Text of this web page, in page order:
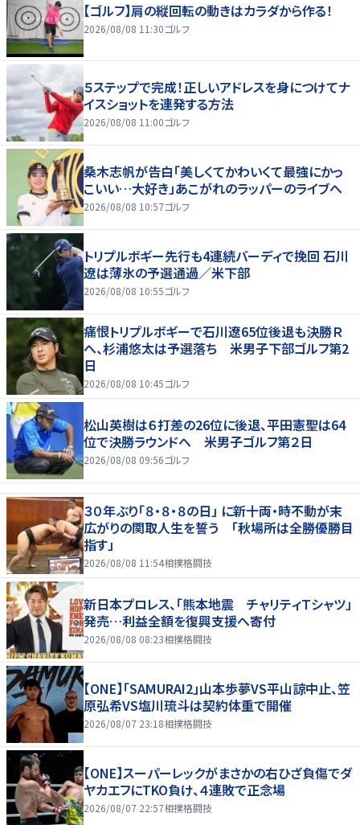
【ゴルフ】肩の縦回転の動きはカラダから作る！
2026/08/08 11:30ゴルフ
５ステップで完成！正しいアドレスを身につけてナ
イスショットを連発する方法
2026/08/08 11:00ゴルフ
桑木志帆が告白「美しくてかわいくて最強にかっ
こいい…大好き」あこがれのラッパーのライブへ
2026/08/08 10:57ゴルフ
トリプルボギー先行も4連続バーディで挽回 石川
遼は薄氷の予選通過／米下部
2026/08/08 10:55ゴルフ
痛恨トリプルボギーで石川遼65位後退も決勝Ｒ
へ、杉浦悠太は予選落ち 米男子下部ゴルフ第2
日
2026/08/08 10:45ゴルフ
松山英樹は６打差の26位に後退、平田憲聖は64
位で決勝ラウンドへ 米男子ゴルフ第２日
2026/08/08 09:56ゴルフ
３０年ぶり「８・８・８の日」 に新十両・時不動が末
広がりの関取人生を誓う 「秋場所は全勝優勝目
指す」
2026/08/08 11:54相撲格闘技
新日本プロレス、「熊本地震 チャリティＴシャツ」
発売…利益全額を復興支援へ寄付
2026/08/08 08:23相撲格闘技
【ONE】「SAMURAI2」山本歩夢VS平山諒中止、笠
原弘希VS塩川琉斗は契約体重で開催
2026/08/07 23:18相撲格闘技
【ONE】スーパーレックがまさかの右ひざ負傷でダ
ヤカエフにTKO負け、４連敗で正念場
2026/08/07 22:57相撲格闘技